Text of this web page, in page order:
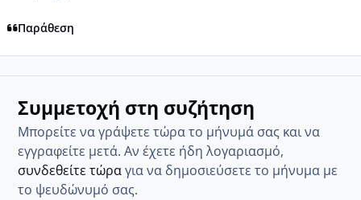
Παράθεση
Συμμετοχή στη συζήτηση
Μπορείτε να γράψετε τώρα το μήνυμά σας και να
εγγραφείτε μετά. Αν έχετε ήδη λογαριασμό,
συνδεθείτε τώραγια να δημοσιεύσετε το μήνυμα με
το ψευδώνυμό σας.